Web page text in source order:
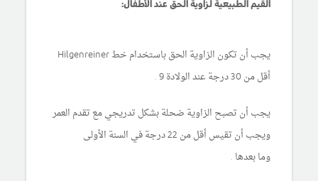
القيم الطبيعية لزاوية الحق عند الأطفال:
يجب أن تكون الزاوية الحق باستخدام خط Hilgenreiner
أقل من 30 درجة عند الولادة 9 .
يجب أن تصبح الزاوية ضحلة بشكل تدريجي مع تقدم العمر
ويجب أن تقيس أقل من 22 درجة في السنة الأولى
وما بعدها .